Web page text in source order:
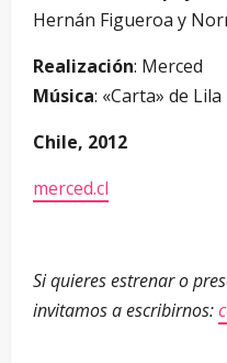
Hernán Figueroa y
Realización: Merced
Música: «Carta» de Lila
Chile, 2012
merced.cl
Si quieres estrenar o
invitamos a escribirnos: